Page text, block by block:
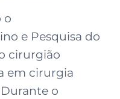
o
e Pesquisa do
cirurgião
em cirurgia
o